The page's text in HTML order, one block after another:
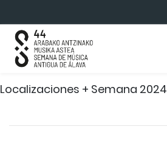
Localizaciones + Semana 2024